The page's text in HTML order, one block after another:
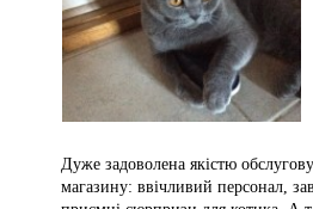
Дуже задоволена якістю
магазину: ввічливий персонал,